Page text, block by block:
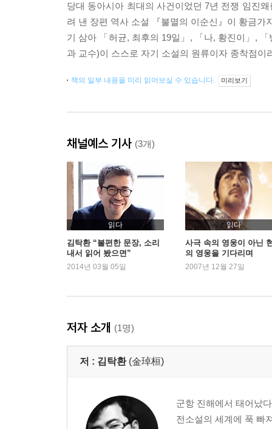
당대 동아시아 최대의 사건이었던 7년 전쟁 임진
려 낸 장편 역사 소설 『불멸의 이순신』이 황금
기 삼아 「허균, 최후의 19일」, 「나, 황진이」,
과 교수)이 스스로 자기 소설의 원류이자 종착점이
책의 일부 내용을 미리 읽어보실 수 있습니다. 미리보기
채널예스 기사 (3개)
읽다
김탁환 “불편한 문장, 소리
내서 읽어 봤으면”
2014년 03월 05일
읽다
사극 속의 영웅이 아닌
의 영웅을 기다리며
2007년 12월 27일
저자 소개 (1명)
저 : 김탁환 (金琸桓)
군항 진해에서 태어났
전소설의 세계에 푹 빠